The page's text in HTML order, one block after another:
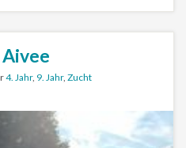
4. Jahr, 9. Jahr, Zucht